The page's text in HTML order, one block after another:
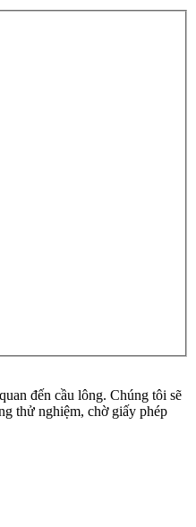
đến cầu lông. Chúng tôi sẽ
thử nghiệm, chờ giấy phép